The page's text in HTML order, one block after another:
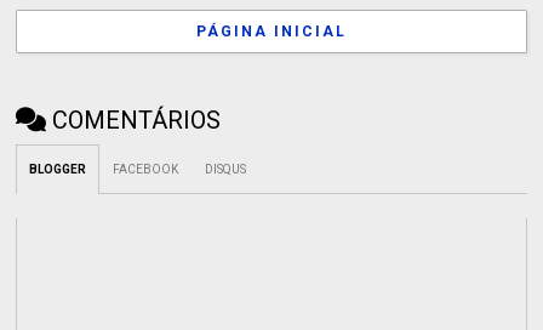
PÁGINA INICIAL
COMENTÁRIOS
BLOGGER FACEBOOK DISQUS